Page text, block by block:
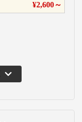
¥2,600～